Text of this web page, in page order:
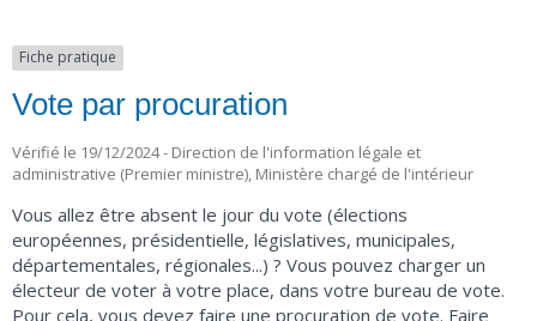
Fiche pratique
Vote par procuration
Vérifié le 19/12/2024 - Direction de l'information légale et
administrative (Premier ministre), Ministère chargé de l'intérieur
Vous allez être absent le jour du vote (élections
européennes, présidentielle, législatives, municipales,
départementales, régionales...) ? Vous pouvez charger un
électeur de voter à votre place, dans votre bureau de vote.
Pour cela, vous devez faire une procuration de vote. Faire